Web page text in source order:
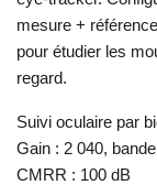
mesure +
pour étudier les
regard.
Suivi oculaire par
Gain : 2 040,
CMRR : 100 dB